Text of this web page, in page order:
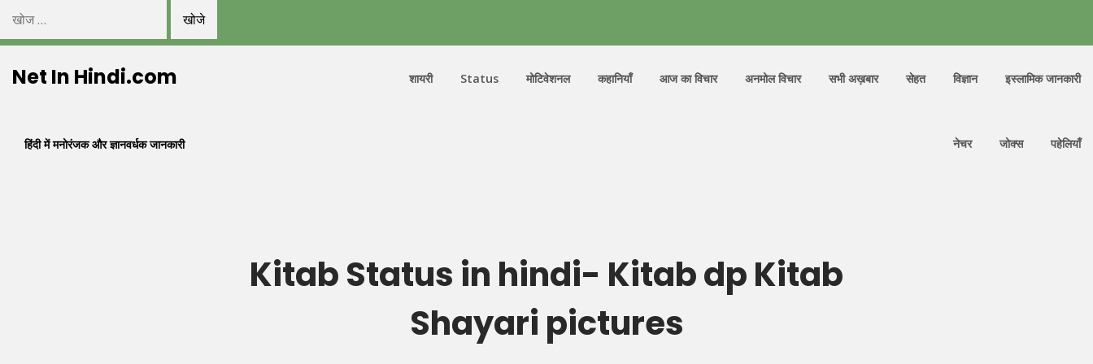
निम्न
को
खोजें:
toNet In Hindi.com
हिंदी में मनोरंजक और ज्ञानवर्धक जानकारी
शायरी Status मोटिवेशनल कहानियाँ आज का विचार अनमोल विचार सभी अख़बार सेहत विज्ञान इस्लामिक जानकारी
नेचर जोक्स पहेलियाँ
Kitab Status in hindi- Kitab dp Kitab
Shayari pictures